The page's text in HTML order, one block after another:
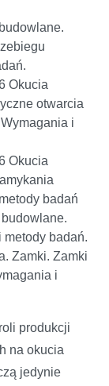
Okucia
otwarcia
i
Okucia
badań
badań.
Zamki. Zamki
i
produkcji
na okucia
jedynie